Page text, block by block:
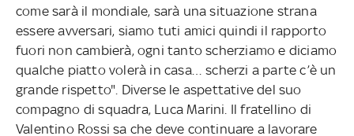
come sarà il mondiale, sarà una situazione strana
essere avversari, siamo tuti amici quindi il rapporto
fuori non cambierà, ogni tanto scherziamo e diciamo
qualche piatto volerà in casa… scherzi a parte c’è un
grande rispetto". Diverse le aspettative del suo
compagno di squadra, Luca Marini. Il fratellino di
Valentino Rossi sa che deve continuare a lavorare